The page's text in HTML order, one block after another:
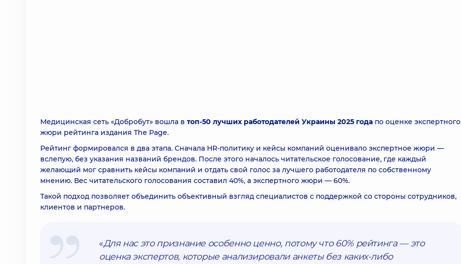
Медицинская сеть «Добробут» вошла в топ-50 лучших работодателей Украины 2025 года по оценке экспертного
жюри рейтинга издания The Page.
Рейтинг формировался в два этапа. Сначала HR-политику и кейсы компаний оценивало экспертное жюри —
вслепую, без указания названий брендов. После этого началось читательское голосование, где каждый
желающий мог сравнить кейсы компаний и отдать свой голос за лучшего работодателя по собственному
мнению. Вес читательского голосования составил 40%, а экспертного жюри — 60%.
Такой подход позволяет объединить объективный взгляд специалистов с поддержкой со стороны сотрудников,
клиентов и партнеров.
«Для нас это признание особенно ценно, потому что 60% рейтинга — это
оценка экспертов, которые анализировали анкеты без каких-либо